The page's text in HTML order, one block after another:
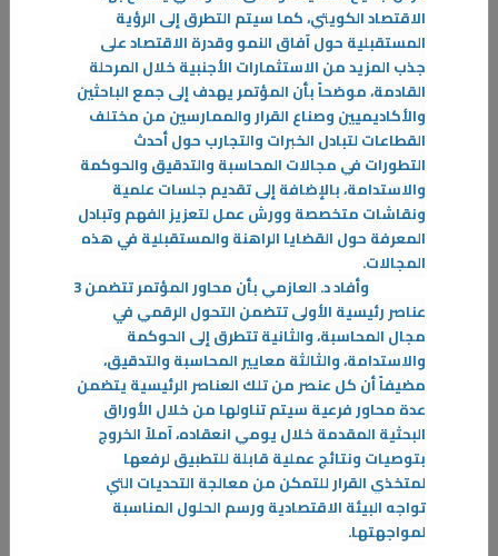
مسرح مبنى الخدمات - الدور الأرضي
دورة "أسس مناهج البحث والنزاهة البحثية والأخلاقية "
يعلن مركز القياس والتقويم عن اقامة دورة
الاقتصاد الكويتي، كما سيتم التطرق إلى الرؤية
المستقبلية حول آفاق النمو وقدرة الاقتصاد على
جذب المزيد من الاستثمارات الأجنبية خلال المرحلة
القادمة، موضحاً بأن المؤتمر يهدف إلى جمع الباحثين
والأكاديميين وصناع القرار والممارسين من مختلف
القطاعات لتبادل الخبرات والتجارب حول أحدث
التطورات في مجالات المحاسبة والتدقيق والحوكمة
والاستدامة، بالإضافة إلى تقديم جلسات علمية
ونقاشات متخصصة وورش عمل لتعزيز الفهم وتبادل
المعرفة حول القضايا الراهنة والمستقبلية في هذه
المجالات.
وأفاد د. العازمي بأن محاور المؤتمر تتضمن 3
عناصر رئيسية الأولى تتضمن التحول الرقمي في
مجال المحاسبة، والثانية تتطرق إلى الحوكمة
والاستدامة، والثالثة معايير المحاسبة والتدقيق،
مضيفاً أن كل عنصر من تلك العناصر الرئيسية يتضمن
عدة محاور فرعية سيتم تناولها من خلال الأوراق
البحثية المقدمة خلال يومي انعقاده، آملاً الخروج
بتوصيات ونتائج عملية قابلة للتطبيق لرفعها
لمتخذي القرار للتمكن من معالجة التحديات التي
تواجه البيئة الاقتصادية ورسم الحلول المناسبة
لمواجهتها.